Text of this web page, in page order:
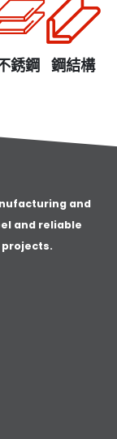
銹鋼 鋼結構
and
and reliable